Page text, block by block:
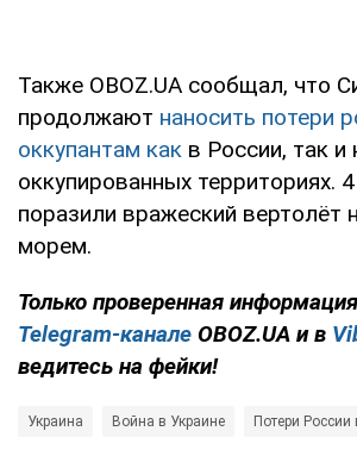
Также OBOZ.UA сообщал, что
продолжают наносить потери
оккупантам как в России, так и
оккупированных территориях.
поразили вражеский вертолёт
морем.
Только проверенная
Telegram-канале OBOZ.UA и в
ведитесь на фейки!
Украина Война в Украине Потери России